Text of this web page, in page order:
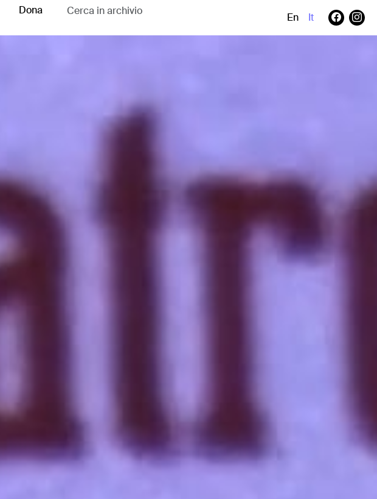
Dona
En It